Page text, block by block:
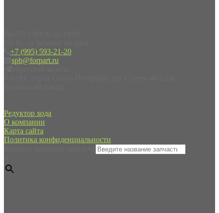
+7 (995) 593-21-20
spb@forpart.ru
Редуктор хода
О компании
Карта сайта
Политика конфиденциальности